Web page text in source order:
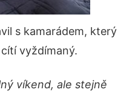
s kamarádem, který
vyždímaný.
víkend, ale stejně